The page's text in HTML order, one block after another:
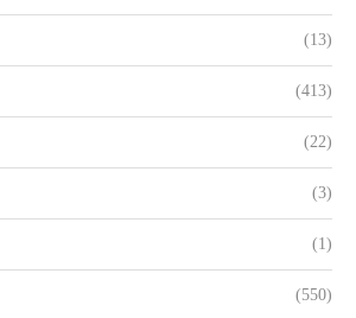
(13)
(413)
(22)
(3)
(1)
(550)